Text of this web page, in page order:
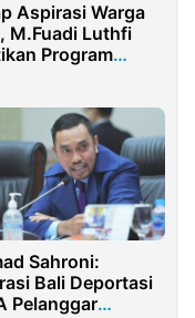
Aspirasi Warga
M.Fuadi Luthfi
Program
Sahroni:
Bali Deportasi
Pelanggar